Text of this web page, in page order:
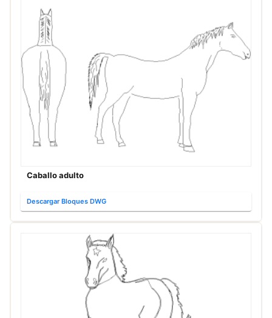
Caballo adulto
Descargar Bloques DWG